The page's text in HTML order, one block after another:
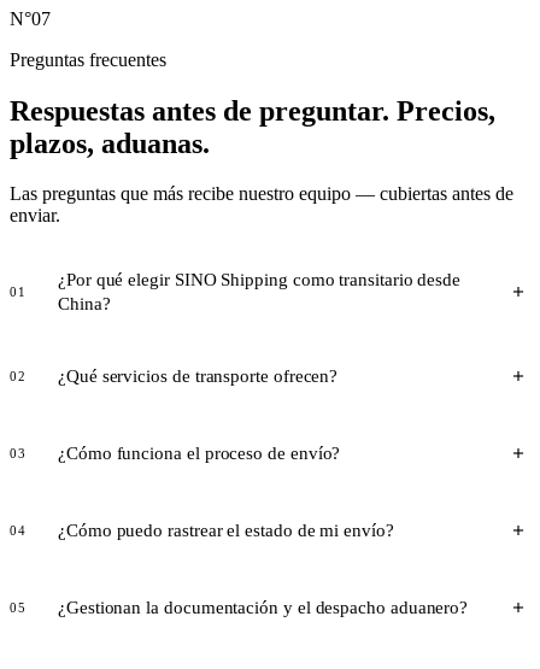
N°07
Preguntas frecuentes
Respuestas antes de preguntar. Precios,
plazos, aduanas.
Las preguntas que más recibe nuestro equipo — cubiertas antes de
enviar.
01
¿Por qué elegir SINO Shipping como transitario desde
China?
02 ¿Qué servicios de transporte ofrecen?
03 ¿Cómo funciona el proceso de envío?
04 ¿Cómo puedo rastrear el estado de mi envío?
05 ¿Gestionan la documentación y el despacho aduanero?